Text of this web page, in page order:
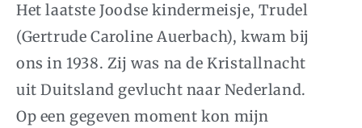
Het laatste Joodse kindermeisje, Trudel
(Gertrude Caroline Auerbach), kwam bij
ons in 1938. Zij was na de Kristallnacht
uit Duitsland gevlucht naar Nederland.
Op een gegeven moment kon mijn